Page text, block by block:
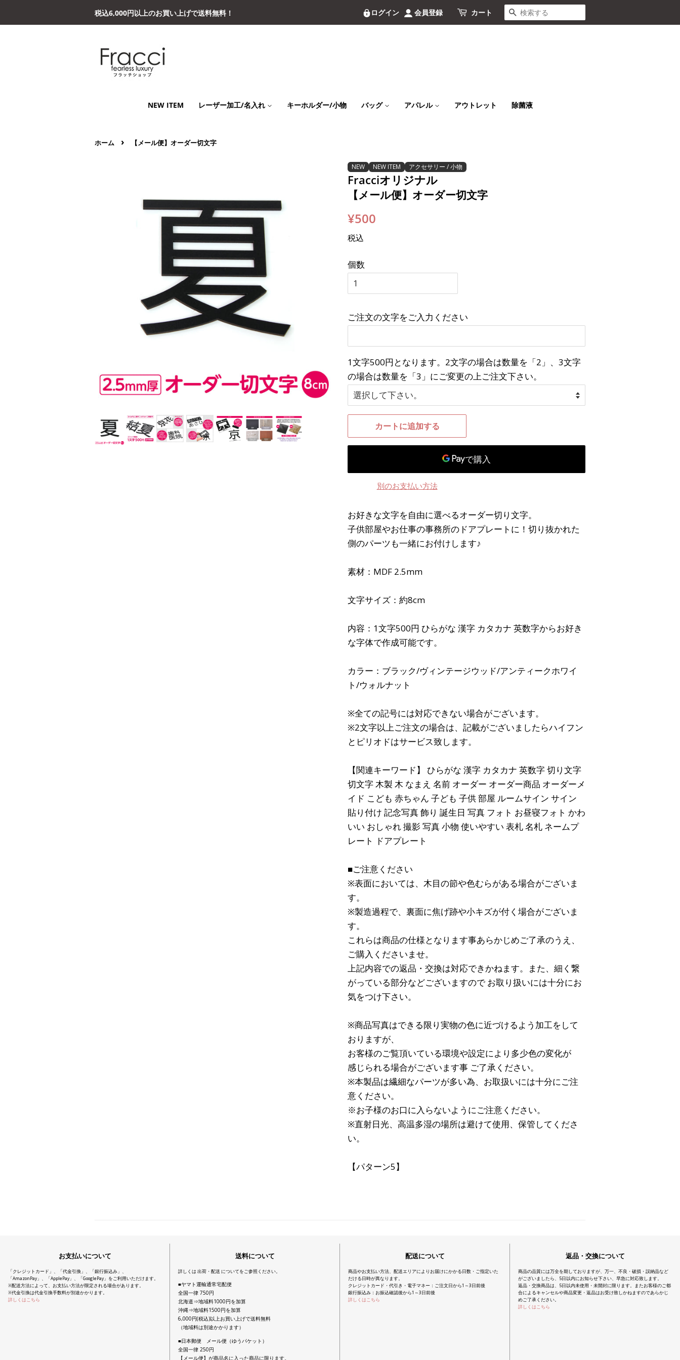
税込6,000円以上のお買い上げで送料無料！ ログイン 会員登録 カート 検索する
NEW ITEM レーザー加工/名入れ キーホルダー/小物 バッグ アパレル アウトレット 除菌液
ホーム › 【メール便】オーダー切文字
NEW NEW ITEM アクセサリー / 小物
Fracciオリジナル
【メール便】オーダー切文字
通
価
格
¥500
税込
個数
ご注文の文字をご入力ください
1文字500円となります。2文字の場合は数量を「2」、3文字
の場合は数量を「3」にご変更の上ご注文下さい。
カートに追加する
別のお支払い方法
お好きな文字を自由に選べるオーダー切り文字。
子供部屋やお仕事の事務所のドアプレートに！切り抜かれた
側のパーツも一緒にお付けします♪
素材：MDF 2.5mm
文字サイズ：約8cm
内容：1文字500円 ひらがな 漢字 カタカナ 英数字からお好き
な字体で作成可能です。
カラー：ブラック/ヴィンテージウッド/アンティークホワイ
ト/ウォルナット
※全ての記号には対応できない場合がございます。
※2文字以上ご注文の場合は、記載がございましたらハイフン
とピリオドはサービス致します。
【関連キーワード】 ひらがな 漢字 カタカナ 英数字 切り文字
切文字 木製 木 なまえ 名前 オーダー オーダー商品 オーダーメ
イド こども 赤ちゃん 子ども 子供 部屋 ルームサイン サイン
貼り付け 記念写真 飾り 誕生日 写真 フォト お昼寝フォト かわ
いい おしゃれ 撮影 写真 小物 使いやすい 表札 名札 ネームプ
レート ドアプレート
■ご注意ください
※表面においては、木目の節や色むらがある場合がございま
す。
※製造過程で、裏面に焦げ跡や小キズが付く場合がございま
す。
これらは商品の仕様となります事あらかじめご了承のうえ、
ご購入くださいませ。
上記内容での返品・交換は対応できかねます。また、細く繋
がっている部分などございますので お取り扱いには十分にお
気をつけ下さい。
※商品写真はできる限り実物の色に近づけるよう加工をして
おりますが、
お客様のご覧頂いている環境や設定により多少色の変化が
感じられる場合がございます事 ご了承ください。
※本製品は繊細なパーツが多い為、お取扱いには十分にご注
意ください。
※お子様のお口に入らないようにご注意ください。
※直射日光、高温多湿の場所は避けて使用、保管してくださ
い。
【パターン5】
お支払いについて
「クレジットカード」、「代金引換」、「銀行振込み」、
「AmazonPay」、「ApplePay」、「GooglePay」をご利用いただけます。
※配送方法によって、お支払い方法が限定される場合があります。
※代金引換は代金引換手数料が別途かかります。
詳しくはこちら
送料について
詳しくは 出荷・配送 についてをご参照ください。
■ヤマト運輸通常宅配便
全国一律 750円
北海道⇒地域料1000円を加算
沖縄⇒地域料1500円を加算
6,000円(税込)以上お買い上げで送料無料
（地域料は別途かかります）
■日本郵便 メール便（ゆうパケット）
全国一律 250円
【メール便】が商品名に入った商品に限ります。
配送について
商品やお支払い方法、配送エリアによりお届けにかかる日数・ご指定いた
だける日時が異なります。
クレジットカード・代引き・電子マネー：ご注文日から1～3日前後
銀行振込み：お振込確認後から1～3日前後
詳しくはこちら
返品・交換について
商品の品質には万全を期しておりますが、万一、不良・破損・誤納品など
がございましたら、5日以内にお知らせ下さい、早急に対応致します。
返品・交換商品は、5日以内未使用・未開封に限ります。またお客様のご都
合によるキャンセルや商品変更・返品はお受け致しかねますのであらかじ
めご了承ください。
詳しくはこちら